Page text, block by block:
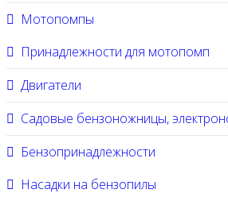
Мотопомпы
Принадлежности для мотопомп
Двигатели
Садовые бензоножницы,
Бензопринадлежности
Насадки на бензопилы